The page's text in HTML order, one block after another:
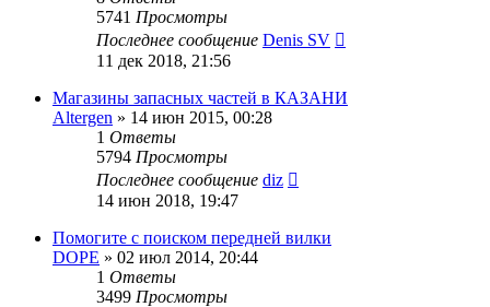
5741 Просмотры
Последнее сообщение Denis SV
11 дек 2018, 21:56
Магазины запасных частей в КАЗАНИ
Altergen » 14 июн 2015, 00:28
1 Ответы
5794 Просмотры
Последнее сообщение diz
14 июн 2018, 19:47
Помогите с поиском передней вилки
DOPE » 02 июл 2014, 20:44
1 Ответы
3499 Просмотры